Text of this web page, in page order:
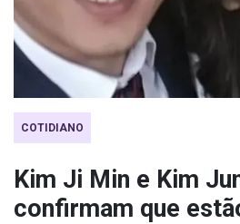
COTIDIANO
Kim Ji Min e Kim
confirmam que